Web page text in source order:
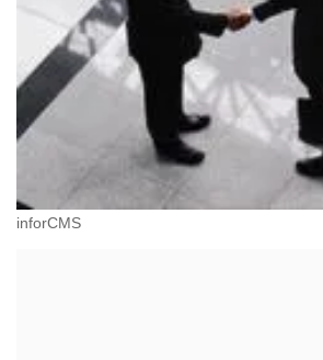
inforCMS